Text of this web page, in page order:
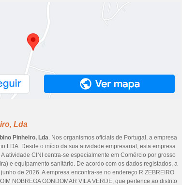
Lda
Pinheiro, Lda. Nos organismos oficiais de Portugal, a empresa
LDA. Desde o início da sua atividade empresarial, esta empresa
atividade CINI centra-se especialmente em Comércio por grosso
e equipamento sanitário. De acordo com os dados registados, a
de 2026. A empresa encontra-se no endereço R ZEBREIRO
NOBREGA GONDOMAR VILA VERDE, que pertence ao distrito